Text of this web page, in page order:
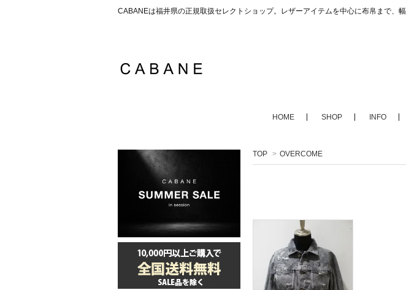
CABANEは福井県の正規取扱セレクトショップ。レザーアイテムを中心に布帛まで、
HOME SHOP INFO
TOP > OVERCOME